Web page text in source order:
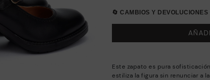
🔄 CAMBIOS Y DEVOLUCIONES
Este zapato es pura
estiliza la figura sin renunciar a